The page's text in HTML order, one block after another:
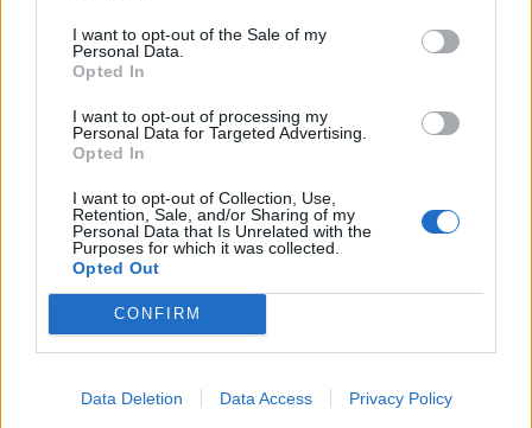
I want to opt-out of the Sale of my
Personal Data.
Opted In
I want to opt-out of processing my
Personal Data for Targeted Advertising.
Opted In
I want to opt-out of Collection, Use,
Retention, Sale, and/or Sharing of my
Personal Data that Is Unrelated with the
Purposes for which it was collected.
Opted Out
CONFIRM
Data Deletion Data Access Privacy Policy
Populaires
Ce cancer mortel explose chez les personnes nées après 1980 : le
symptôme à repérer
Je suis cardiologue et voici le seul chocolat que je valide : c’est le
meilleur pour le cœur